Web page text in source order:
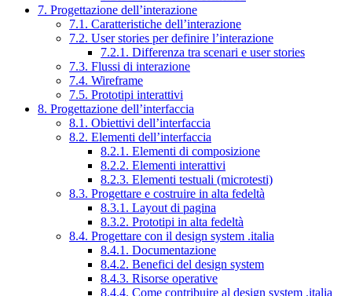
7. Progettazione dell’interazione
7.1. Caratteristiche dell’interazione
7.2. User stories per definire l’interazione
7.2.1. Differenza tra scenari e user stories
7.3. Flussi di interazione
7.4. Wireframe
7.5. Prototipi interattivi
8. Progettazione dell’interfaccia
8.1. Obiettivi dell’interfaccia
8.2. Elementi dell’interfaccia
8.2.1. Elementi di composizione
8.2.2. Elementi interattivi
8.2.3. Elementi testuali (microtesti)
8.3. Progettare e costruire in alta fedeltà
8.3.1. Layout di pagina
8.3.2. Prototipi in alta fedeltà
8.4. Progettare con il design system .italia
8.4.1. Documentazione
8.4.2. Benefici del design system
8.4.3. Risorse operative
8.4.4. Come contribuire al design system .italia